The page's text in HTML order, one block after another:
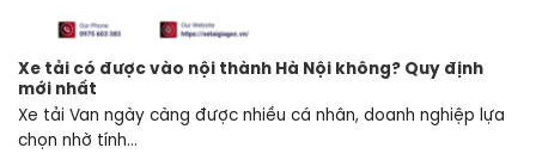
Xe tải có được vào nội thành Hà Nội không? Quy định
mới nhất
Xe tải Van ngày càng được nhiều cá nhân, doanh nghiệp lựa
chọn nhờ tính...